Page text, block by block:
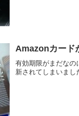
Amazonカード
有効期限がまだなの
新されてしまいまし